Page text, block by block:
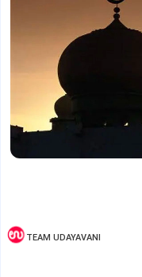
TEAM UDAYAVANI